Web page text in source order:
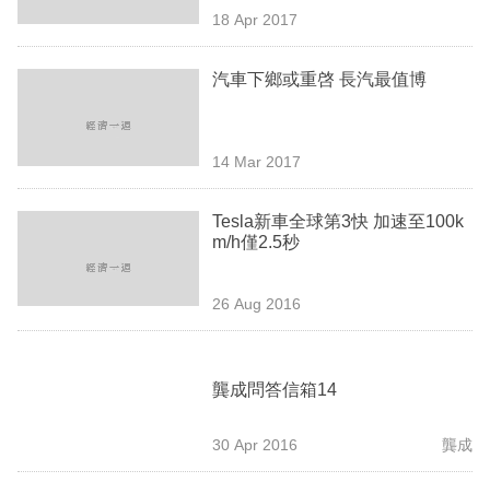
區
18 Apr 2017
汽車下鄉或重啓 長汽最值博
14 Mar 2017
Tesla新車全球第3快 加速至100k
m/h僅2.5秒
26 Aug 2016
龔成問答信箱14
30 Apr 2016 龔成